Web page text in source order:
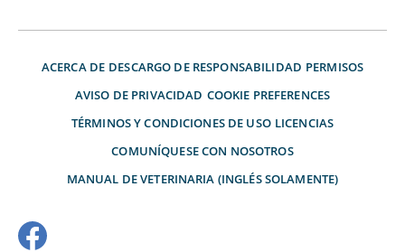
ACERCA DE DESCARGO DE RESPONSABILIDAD PERMISOS
AVISO DE PRIVACIDAD COOKIE PREFERENCES
TÉRMINOS Y CONDICIONES DE USO LICENCIAS
COMUNÍQUESE CON NOSOTROS
MANUAL DE VETERINARIA (INGLÉS SOLAMENTE)